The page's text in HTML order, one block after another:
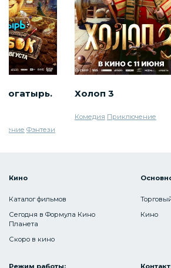
Холоп 3
Комедия Приключение
Фэнтези
Кино
Каталог фильмов
Сегодня в Формула Кино
Планета
Скоро в кино
Кино
Режим работы: